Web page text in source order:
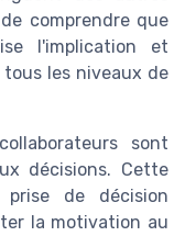
comprendre que
l'implication et
les niveaux de
sont
décisions. Cette
de décision
la motivation au